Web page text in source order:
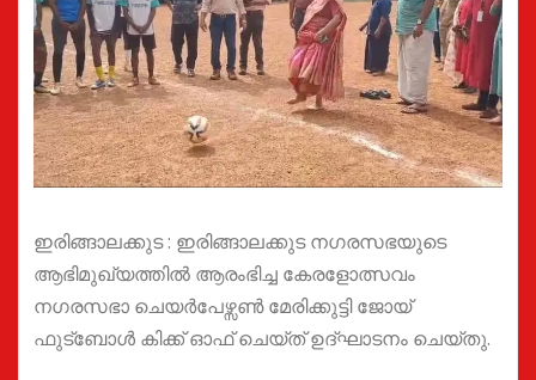
ഇരിങ്ങാലക്കുട : ഇരിങ്ങാലക്കുട നഗരസഭയുടെ
ആഭിമുഖ്യത്തിൽ ആരംഭിച്ച കേരളോത്സവം
നഗരസഭാ ചെയർപേഴ്സൺ മേരിക്കുട്ടി ജോയ്
ഫുട്ബോൾ കിക്ക് ഓഫ് ചെയ്ത് ഉദ്ഘാടനം ചെയ്തു.